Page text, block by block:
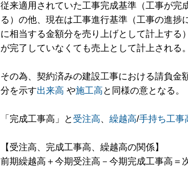
従来適用されていた工事完成基準（工事が完
る）の他、現在は工事進行基準（工事の進
に相当する金額分を売り上げとして計上する
が完了していなくても売上として計上される。
その為、契約済みの建設工事における請負
分を示す出来高 や施工高 と同様の意となる。
「完成工事高」と 受注高、 繰越高/手持ち工事
【受注高、完成工事高、繰越高の関係】
前期繰越高＋今期受注高－今期完成工事高＝